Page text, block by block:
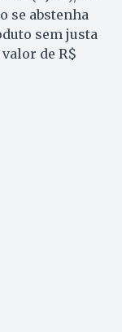
se abstenha
sem justa
de R$